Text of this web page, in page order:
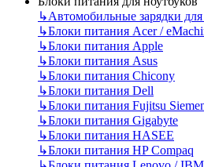
↳Автомобильные зарядки для
↳Блоки питания Acer /
↳Блоки питания Apple
↳Блоки питания Asus
↳Блоки питания Chicony
↳Блоки питания Dell
↳Блоки питания Fujitsu
↳Блоки питания Gigabyte
↳Блоки питания HASEE
↳Блоки питания HP Compaq